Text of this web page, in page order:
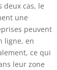
deux cas, le
une
peuvent
ligne, en
ce qui
leur zone